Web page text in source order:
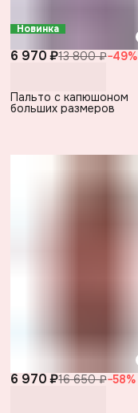
Новинка
6 970 ₽13 800 ₽−49%
Пальто с капюшоном
больших размеров
6 970 ₽16 650 ₽−58%